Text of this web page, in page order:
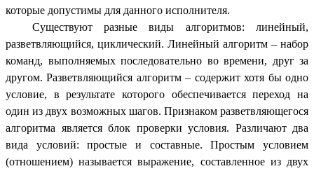
которые допустимы для данного исполнителя.
Существуют разные виды алгоритмов: линейный,
разветвляющийся, циклический. Линейный алгоритм – набор
команд, выполняемых последовательно во времени, друг за
другом. Разветвляющийся алгоритм– содержит хотя бы одно
условие, в результате которого обеспечивается переход на
один из двух возможных шагов. Признакомразветвляющегося
алгоритма является блок проверки условия. Различают два
вида условий: простые и составные.Простым условием
(отношением) называется выражение, составленное из двух